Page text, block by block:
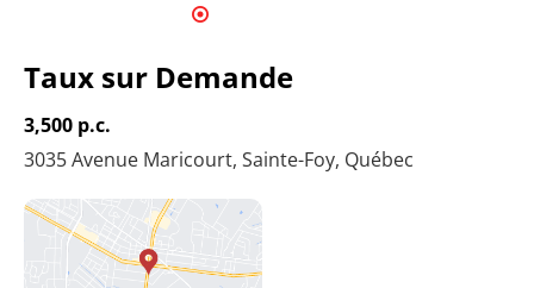
Taux sur Demande
3,500 p.c.
3035 Avenue Maricourt, Sainte-Foy, Québec